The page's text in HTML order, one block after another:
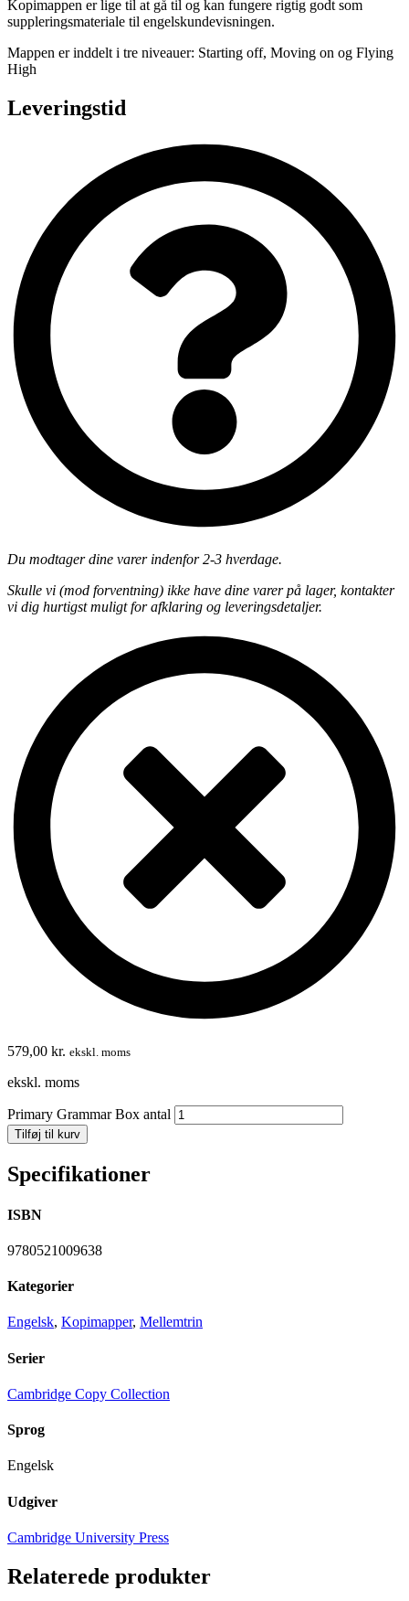
Kopimappen er lige til at gå til og kan fungere rigtig godt som
suppleringsmateriale til engelskundevisningen.
Mappen er inddelt i tre niveauer: Starting off, Moving on og Flying
High
Leveringstid
Du modtager dine varer indenfor 2-3 hverdage.
Skulle vi (mod forventning) ikke have dine varer på lager, kontakter
vi dig hurtigst muligt for afklaring og leveringsdetaljer.
579,00 kr. ekskl. moms
ekskl. moms
Primary Grammar Box antal
Tilføj til kurv
Specifikationer
ISBN
9780521009638
Kategorier
Engelsk, Kopimapper, Mellemtrin
Serier
Cambridge Copy Collection
Sprog
Engelsk
Udgiver
Cambridge University Press
Relaterede produkter